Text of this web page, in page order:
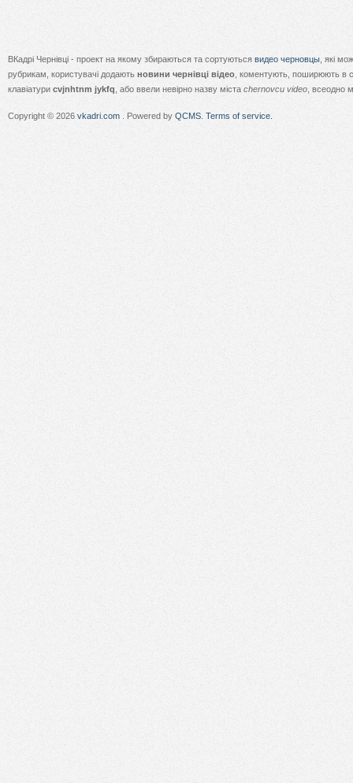
ВКадрі Чернівці - проект на якому збираються та сортуються видео черновцы , які
рубрикам, користувачі додають новини чернівці відео , коментують, поширюють в
клавіатури cvjnhtnm jykfq , або ввели невірно назву міста chernovcu video , всеодно
Copyright © 2026 vkadri.com . Powered by QCMS Terms of service.